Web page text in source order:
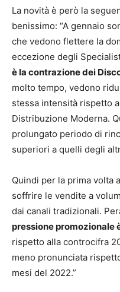
La novità è però la
benissimo: “A gennaio
che vedono flettere la
eccezione degli
è la contrazione dei
molto tempo, vedono
stessa intensità rispetto
Distribuzione Moderna.
prolungato periodo di
superiori a quelli degli
Quindi per la prima volta
soffrire le vendite a
dai canali tradizionali.
pressione promozionale
rispetto alla controcifra
meno pronunciata
mesi del 2022.”